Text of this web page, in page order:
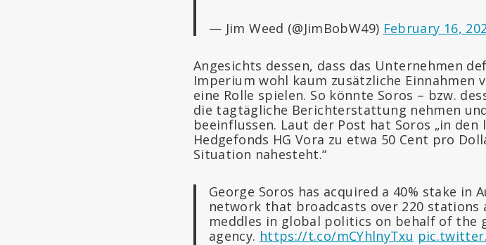
— Jim Weed (@JimBobW49) February 16,
Angesichts dessen, dass das Unternehmen
Imperium wohl kaum zusätzliche
eine Rolle spielen. So könnte Soros – bzw.
die tagtägliche Berichterstattung nehmen
beeinflussen. Laut der Post hat Soros „in den
Hedgefonds HG Vora zu etwa 50 Cent pro
Situation nahesteht.“
George Soros has acquired a 40% stake in
network that broadcasts over 220 stations
meddles in global politics on behalf of
agency. https://t.co/mCYhlnyTxu